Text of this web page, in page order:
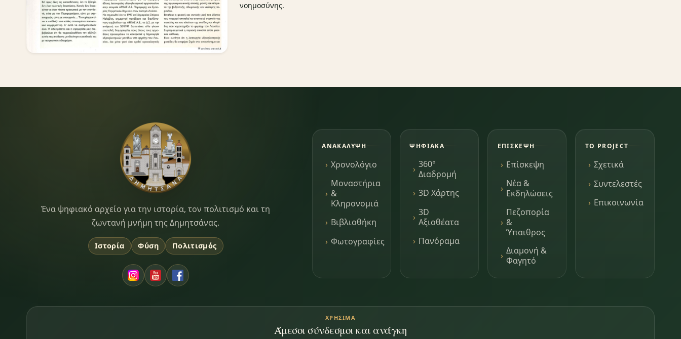
νοημοσύνης.
Dimitsana.gr
Ένα ψηφιακό αρχείο για την ιστορία, τον πολιτισμό και τη
ζωντανή μνήμη της Δημητσάνας.
Ιστορία Φύση Πολιτισμός
ΑΝΑΚΆΛΥΨΗ
Χρονολόγιο
Μοναστήρια
&
Κληρονομιά
Βιβλιοθήκη
Φωτογραφίες
ΨΗΦΙΑΚΆ
360°
Διαδρομή
3D Χάρτης
3D
Αξιοθέατα
Πανόραμα
ΕΠΊΣΚΕΨΗ
Επίσκεψη
Νέα &
Εκδηλώσεις
Πεζοπορία
&
Ύπαιθρος
Διαμονή &
Φαγητό
ΤΟ PROJECT
Σχετικά
Συντελεστές
Επικοινωνία
ΧΡΉΣΙΜΑ
Άμεσοι σύνδεσμοι και ανάγκη